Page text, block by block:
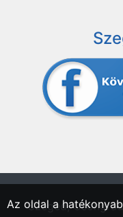
"Szeged,
Az oldal a